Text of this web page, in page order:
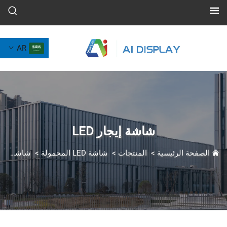
شاشة إيجار LED
>المنتجات>شاشة LED المحمولة >شاشة إيجار LED